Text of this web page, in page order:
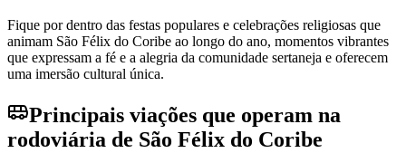
Fique por dentro das festas populares e celebrações religiosas que
animam São Félix do Coribe ao longo do ano, momentos vibrantes
que expressam a fé e a alegria da comunidade sertaneja e oferecem
uma imersão cultural única.
Principais viações que operam na
rodoviária de São Félix do Coribe